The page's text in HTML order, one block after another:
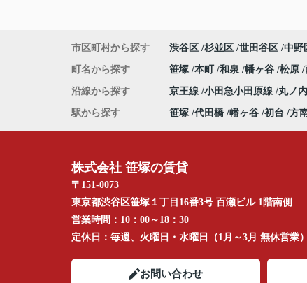
市区町村から探す 渋谷区 杉並区 世田谷区 中野
町名から探す 笹塚 本町 和泉 幡ヶ谷 松原
沿線から探す 京王線 小田急小田原線 丸ノ
駅から探す 笹塚 代田橋 幡ヶ谷 初台 方
株式会社 笹塚の賃貸
〒151-0073
東京都渋谷区笹塚１丁目16番3号 百瀬ビル 1階南側
営業時間： 10：00～18：30
定休日： 毎週、火曜日・水曜日（1月～3月 無休営業）
お問い合わせ